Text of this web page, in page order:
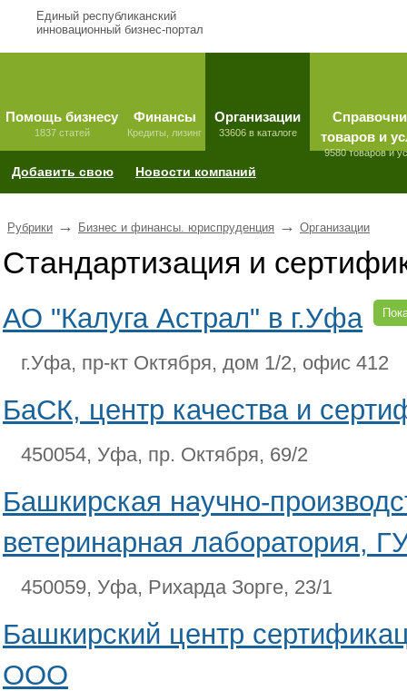
Единый республиканский
инновационный бизнес-портал
Помощь бизнесу
1837 статей
Финансы
Кредиты, лизинг
Организации
33606 в каталоге
товаров и
9580 товаров и
Добавить свою Новости компаний
Рубрики → Бизнес и финансы. юриспруденция → Организации
Стандартизация и
АО "Калуга Астрал" в г.Уфа
г.Уфа, пр-кт Октября, дом 1/2, офис 412
БаСК, центр качества и
450054, Уфа, пр. Октября, 69/2
Башкирская научно-
ветеринарная лаборатория,
450059, Уфа, Рихарда Зорге, 23/1
Башкирский центр
ООО